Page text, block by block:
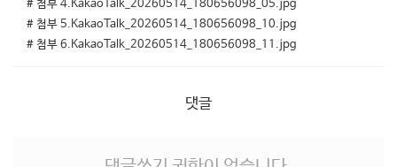
# 첨부 4.KakaoTalk_20260514_180656098_05.jpg
# 첨부 5.KakaoTalk_20260514_180656098_10.jpg
# 첨부 6.KakaoTalk_20260514_180656098_11.jpg
댓글